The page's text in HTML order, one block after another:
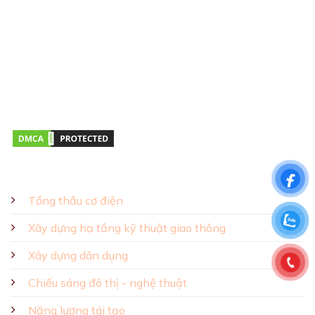
Tổng thầu cơ điện
Xây dựng hạ tầng kỹ thuật giao thông
Xây dựng dân dụng
Chiếu sáng đô thị - nghệ thuật
Năng lượng tái tạo